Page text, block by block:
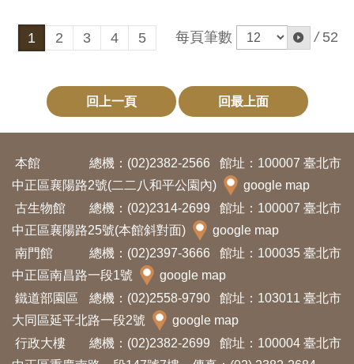
1 2 3 4 5 每頁筆數 / 52
回上一頁 回最上面
本館 總機：(02)2382-2566
館址：100007 臺北市
中正區襄陽路2號(二二八和平公園內)
google map
古生物館
總機：(02)2314-2699
館址：100007 臺北市
中正區襄陽路25號(本館斜對面)
google map
南門館
總機：(02)2397-3666
館址：100035 臺北市
中正區南昌路一段1號
google map
鐵道部園區
總機：(02)2558-9790
館址：103011 臺北市
大同區延平北路一段2號
google map
行政大樓
總機：(02)2382-2699
館址：100004 臺北市